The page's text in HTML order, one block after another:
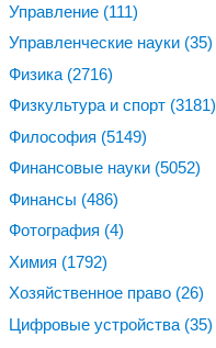
Управление (111)
Управленческие науки (35)
Физика (2716)
Физкультура и спорт (3181)
Философия (5149)
Финансовые науки (5052)
Финансы (486)
Фотография (4)
Химия (1792)
Хозяйственное право (26)
Цифровые устройства (35)